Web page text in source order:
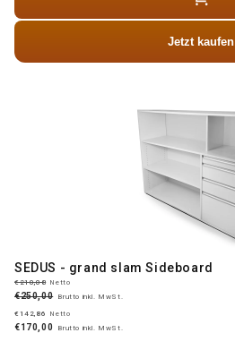
Jetzt kaufen
SEDUS - grand slam Sideboard
€210,08 Netto
€250,00 Brutto inkl. MwSt.
€142,86
Netto
€170,00 Brutto inkl. MwSt.